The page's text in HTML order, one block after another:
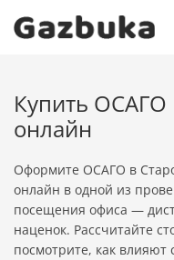
Купить ОСАГО
онлайн
Оформите ОСАГО в
онлайн в одной из
посещения офиса —
наценок. Рассчитайте
посмотрите, как